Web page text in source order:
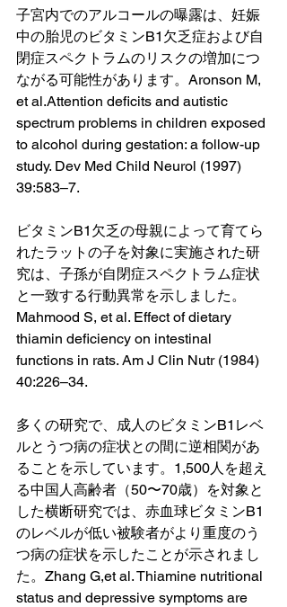
子宮内でのアルコールの曝露は、妊娠
中の胎児のビタミンB1欠乏症および自
閉症スペクトラムのリスクの増加につ
ながる可能性があります。Aronson M,
et al.Attention deficits and autistic
spectrum problems in children exposed
to alcohol during gestation: a follow-up
study. Dev Med Child Neurol (1997)
39:583–7.
ビタミンB1欠乏の母親によって育てら
れたラットの子を対象に実施された研
究は、子孫が自閉症スペクトラム症状
と一致する行動異常を示しました。
Mahmood S, et al. Effect of dietary
thiamin deficiency on intestinal
functions in rats. Am J Clin Nutr (1984)
40:226–34.
多くの研究で、成人のビタミンB1レベ
ルとうつ病の症状との間に逆相関があ
ることを示しています。1,500人を超え
る中国人高齢者（50〜70歳）を対象と
した横断研究では、赤血球ビタミンB1
のレベルが低い被験者がより重度のう
つ病の症状を示したことが示されまし
た。Zhang G,et al. Thiamine nutritional
status and depressive symptoms are